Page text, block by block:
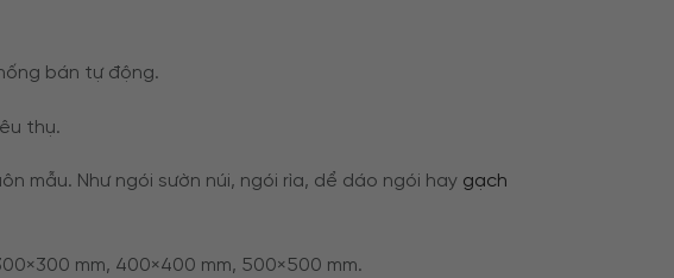
bán tự động.
thụ.
mẫu. Như ngói sườn núi, ngói rìa, dể dáo ngói hay gạch
mm, 400×400 mm, 500×500 mm.